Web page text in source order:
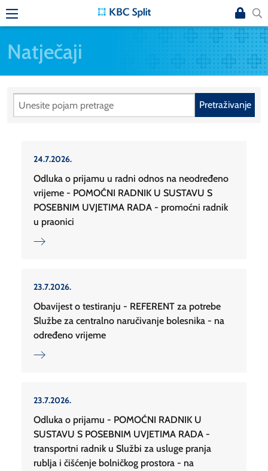
Natječaji
Pretraživanje
24.7.2026.
Odluka o prijamu u radni odnos na neodređeno
vrijeme - POMOĆNI RADNIK U SUSTAVU S
POSEBNIM UVJETIMA RADA - promoćni radnik
u praonici
23.7.2026.
Obavijest o testiranju - REFERENT za potrebe
Službe za centralno naručivanje bolesnika - na
određeno vrijeme
23.7.2026.
Odluka o prijamu - POMOĆNI RADNIK U
SUSTAVU S POSEBNIM UVJETIMA RADA -
transportni radnik u Službi za usluge pranja
rublja i čišćenje bolničkog prostora - na